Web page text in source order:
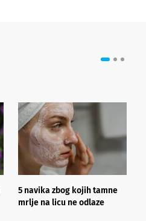
5 navika zbog kojih tamne
mrlje na licu ne odlaze